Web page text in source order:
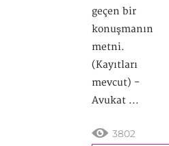
geçen bir
konuşmanın
metni.
(Kayıtları
mevcut) -
Avukat ...
3802